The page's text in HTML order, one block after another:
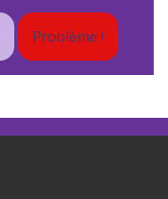
Problème !